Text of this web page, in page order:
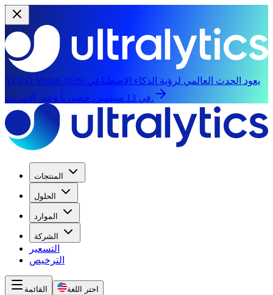
YOLO Vision 2026: يعود الحدث العالمي لرؤية الذكاء الاصطناعي
في 13 سبتمبر، حضورياً وعبر الإنترنت.
المنتجات
الحلول
الموارد
الشركة
التسعير
الترخيص
القائمة اختر اللغة